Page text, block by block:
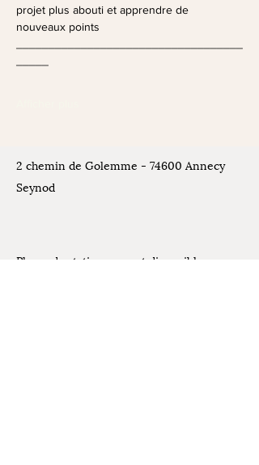
projet plus abouti et apprendre de
nouveaux points
2 chemin de Golemme - 74600 Annecy
Seynod
Places de stationnement disponibles